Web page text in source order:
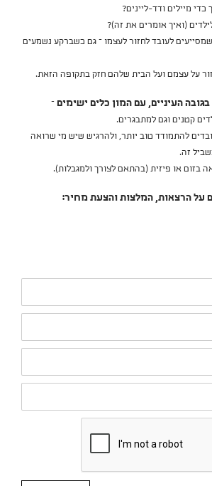
מיילים ודד-ליינים?
(ואיך אומרים את זה)?
לעובד לחזור לעצמו – גם כשברקע נשמעים
על עצמם ועל הבית שלהם חזק בתקופה הזאת.
העיניים, עם המון כלים ישימים –
קטנים וגם למתבגרים.
להתמודד טוב יותר, ולהרגיש שיש מי שרואה
זה.
בזום או פיזית (בהתאם לצורך ולמגבלות).
על הרצאות, המלצות והצעת מחיר: